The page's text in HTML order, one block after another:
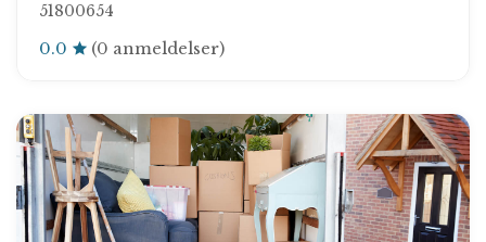
51800654
0.0 (0 anmeldelser)